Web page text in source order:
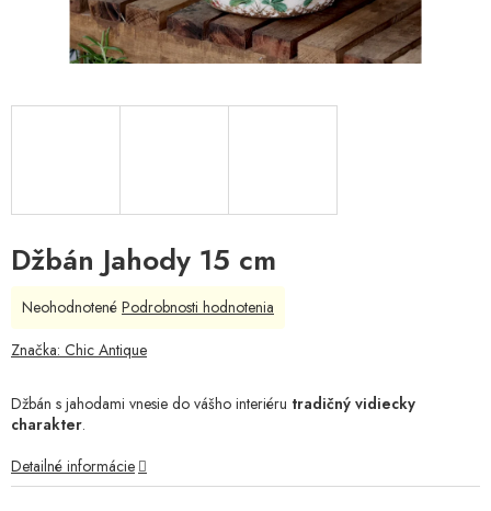
Džbán Jahody 15 cm
Džbán s jahodami vnesie do vášho interiéru tradičný vidiecky
charakter.
Detailné informácie
Priemerné
produktu
z
5
Neohodnotené Podrobnosti hodnotenia
Značka: Chic Antique